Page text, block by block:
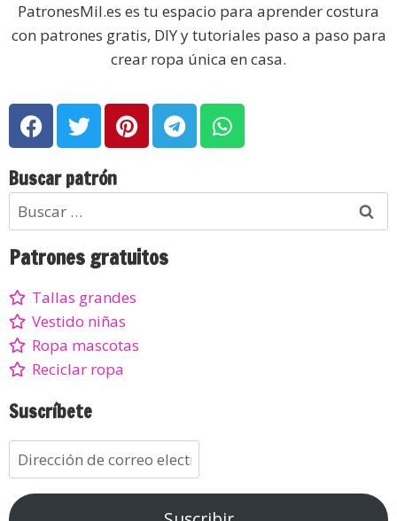
PatronesMil.es es tu espacio para aprender costura
con patrones gratis, DIY y tutoriales paso a paso para
crear ropa única en casa.
Buscar patrón
Patrones gratuitos
Tallas grandes
Vestido niñas
Ropa mascotas
Reciclar ropa
Suscríbete